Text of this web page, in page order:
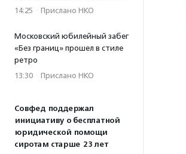
14:25 · Прислано НКО
Московский юбилейный забег
«Без границ» прошел в стиле
ретро
13:30 · Прислано НКО
Совфед поддержал
инициативу о бесплатной
юридической помощи
сиротам старше 23 лет